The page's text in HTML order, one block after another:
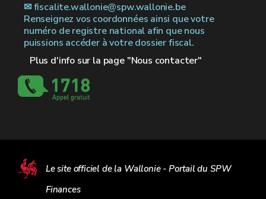
✉︎ fiscalite.wallonie@spw.wallonie.be
Renseignez vos coordonnées ainsi que votre
numéro de registre national afin que nous
puissions accéder à votre dossier fiscal.
Plus d'info sur la page "Nous contacter"
Le site officiel de la Wallonie - Portail du SPW
Finances